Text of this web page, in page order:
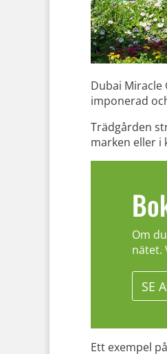
Dubai
imponerad
Trädgården
marken eller i
Om
nätet.
SE
Ett exempel